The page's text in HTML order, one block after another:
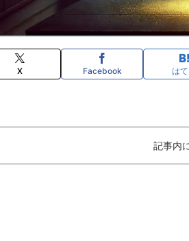
X Facebook は
記事内